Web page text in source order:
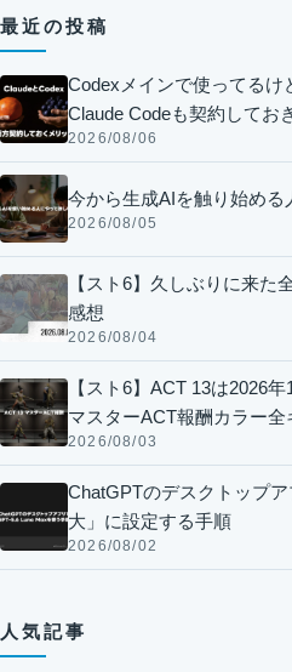
最近の投稿
Codexメインで使ってるけ
Claude Codeも契約してお
2026/08/06
今から生成AIを触り始め
2026/08/05
【スト6】久しぶりに来た
感想
2026/08/04
【スト6】ACT 13は2026
マスターACT報酬カラー全
2026/08/03
ChatGPTのデスクトップ
大」に設定する手順
2026/08/02
人気記事